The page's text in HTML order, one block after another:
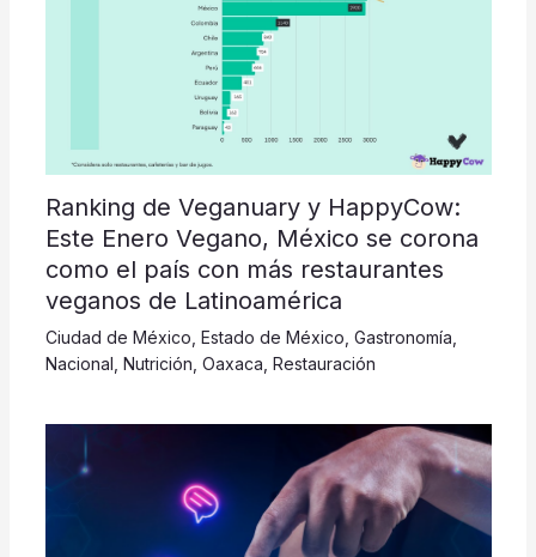
Ranking de Veganuary y HappyCow:
Este Enero Vegano, México se corona
como el país con más restaurantes
veganos de Latinoamérica
Ciudad de México Estado de México Gastronomía
Nacional Nutrición Oaxaca Restauración